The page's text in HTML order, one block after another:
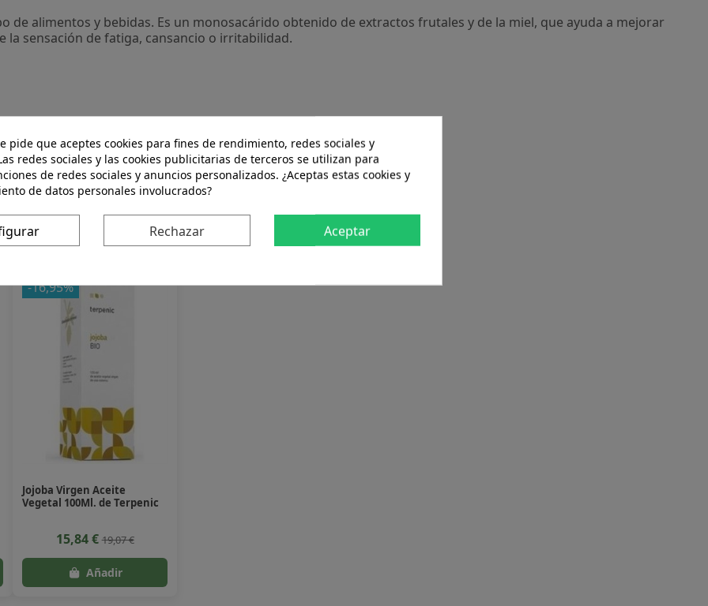
de alimentos y bebidas. Es un monosacárido obtenido de extractos frutales y de la miel, que ayuda a mejorar
la sensación de fatiga, cansancio o irritabilidad.
también compraron:
-16,95%
Jojoba Virgen Aceite
Vegetal 100Ml. de Terpenic
15,84 €19,07 €
pide que aceptes cookies para fines de rendimiento, redes sociales y
redes sociales y las cookies publicitarias de terceros se utilizan para
de redes sociales y anuncios personalizados. ¿Aceptas estas cookies y
de datos personales involucrados?
Rechazar Aceptar